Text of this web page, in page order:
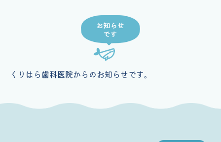
くりはら歯科医院からのお知らせです。